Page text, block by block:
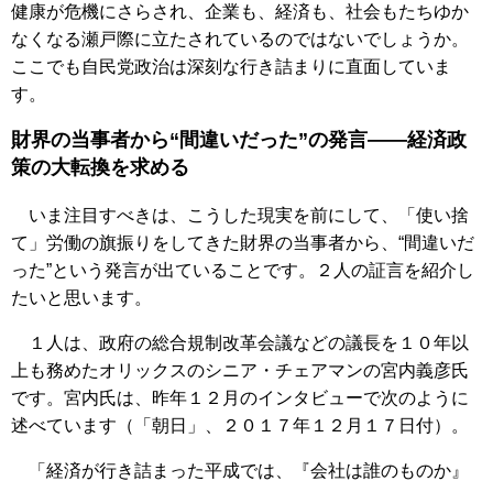
健康が危機にさらされ、企業も、経済も、社会もたちゆか
なくなる瀬戸際に立たされているのではないでしょうか。
ここでも自民党政治は深刻な行き詰まりに直面していま
す。
財界の当事者から“間違いだった”の発言――経済政
策の大転換を求める
いま注目すべきは、こうした現実を前にして、「使い捨
て」労働の旗振りをしてきた財界の当事者から、“間違いだ
った”という発言が出ていることです。２人の証言を紹介し
たいと思います。
１人は、政府の総合規制改革会議などの議長を１０年以
上も務めたオリックスのシニア・チェアマンの宮内義彦氏
です。宮内氏は、昨年１２月のインタビューで次のように
述べています（「朝日」、２０１７年１２月１７日付）。
「経済が行き詰まった平成では、『会社は誰のものか』